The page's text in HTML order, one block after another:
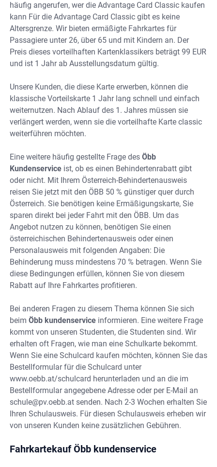
häufig angerufen, wer die Advantage Card Classic kaufen
kann Für die Advantage Card Classic gibt es keine
Altersgrenze. Wir bieten ermäßigte Fahrkartes für
Passagiere unter 26, über 65 und mit Kindern an. Der
Preis dieses vorteilhaften Kartenklassikers beträgt 99 EUR
und ist 1 Jahr ab Ausstellungsdatum gültig.
Unsere Kunden, die diese Karte erwerben, können die
klassische Vorteilskarte 1 Jahr lang schnell und einfach
weiternutzen. Nach Ablauf des 1. Jahres müssen sie
verlängert werden, wenn sie die vorteilhafte Karte classic
weiterführen möchten.
Eine weitere häufig gestellte Frage des Öbb
Kundenservice ist, ob es einen Behindertenrabatt gibt
oder nicht. Mit Ihrem Österreich-Behindertenausweis
reisen Sie jetzt mit den ÖBB 50 % günstiger quer durch
Österreich. Sie benötigen keine Ermäßigungskarte, Sie
sparen direkt bei jeder Fahrt mit den ÖBB. Um das
Angebot nutzen zu können, benötigen Sie einen
österreichischen Behindertenausweis oder einen
Personalausweis mit folgenden Angaben: Die
Behinderung muss mindestens 70 % betragen. Wenn Sie
diese Bedingungen erfüllen, können Sie von diesem
Rabatt auf Ihre Fahrkartes profitieren.
Bei anderen Fragen zu diesem Thema können Sie sich
beim Öbb kundenservice informieren. Eine weitere Frage
kommt von unseren Studenten, die Studenten sind. Wir
erhalten oft Fragen, wie man eine Schulkarte bekommt.
Wenn Sie eine Schulcard kaufen möchten, können Sie das
Bestellformular für die Schulcard unter
www.oebb.at/schulcard herunterladen und an die im
Bestellformular angegebene Adresse oder per E-Mail an
schule@pv.oebb.at senden. Nach 2-3 Wochen erhalten Sie
Ihren Schulausweis. Für diesen Schulausweis erheben wir
von unseren Kunden keine zusätzlichen Gebühren.
Fahrkartekauf Öbb kundenservice